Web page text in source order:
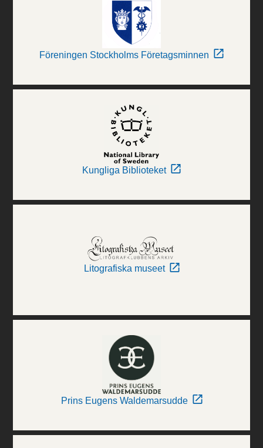
Föreningen Stockholms Företagsminnen
Kungliga Biblioteket
Litografiska museet
Prins Eugens Waldemarsudde